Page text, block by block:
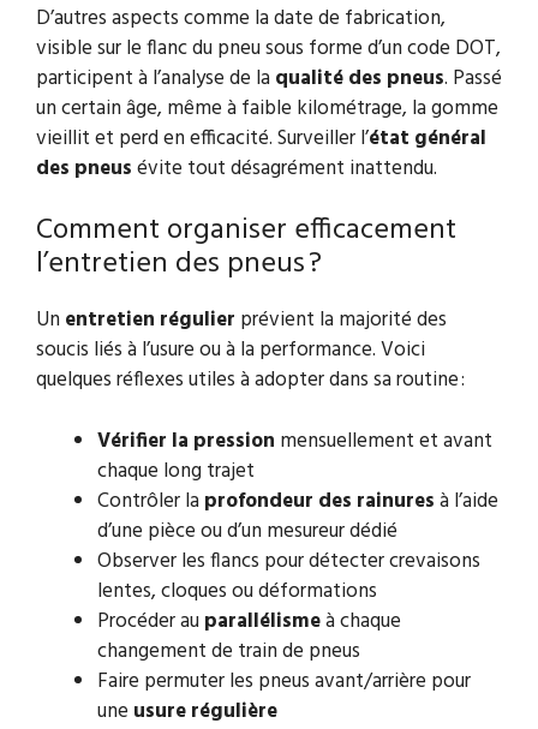
D’autres aspects comme la date de fabrication,
visible sur le flanc du pneu sous forme d’un code DOT,
participent à l’analyse de la qualité des pneus. Passé
un certain âge, même à faible kilométrage, la gomme
vieillit et perd en efficacité. Surveiller l’état général
des pneusévite tout désagrément inattendu.
Comment organiser efficacement
l’entretien des pneus ?
Un entretien régulier prévient la majorité des
soucis liés à l’usure ou à la performance. Voici
quelques réflexes utiles à adopter dans sa routine :
Vérifier la pression mensuellement et avant
chaque long trajet
Contrôler la profondeur des rainuresà l’aide
d’une pièce ou d’un mesureur dédié
Observer les flancs pour détecter crevaisons
lentes, cloques ou déformations
Procéder au parallélismeà chaque
changement de train de pneus
Faire permuter les pneus avant/arrière pour
une usure régulière